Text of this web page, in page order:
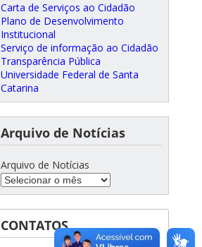
Carta de Serviços ao Cidadão
Plano de Desenvolvimento
Institucional
Serviço de informação ao Cidadão
Transparência Pública
Universidade Federal de Santa
Catarina
Arquivo de Notícias
Arquivo de Notícias
CONTATOS